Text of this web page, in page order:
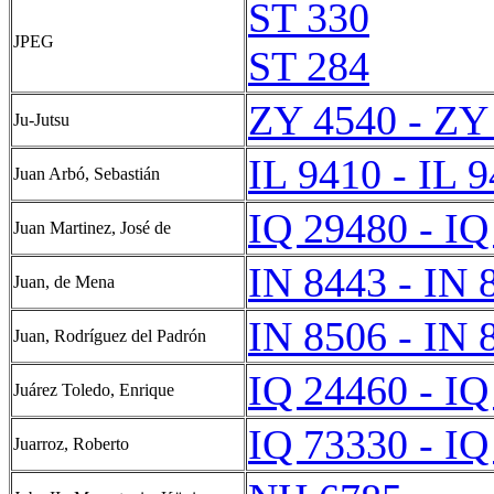
JPEG
ST 330
ST 284
Ju-Jutsu ZY 4540 -
Juan Arbó, Sebastián IL 9410 - IL
Juan Martinez, José de IQ 29480 -
Juan, de Mena IN 8443 - IN
Juan, Rodríguez del Padrón IN 8506 - IN
Juárez Toledo, Enrique IQ 24460 -
Juarroz, Roberto IQ 73330 -